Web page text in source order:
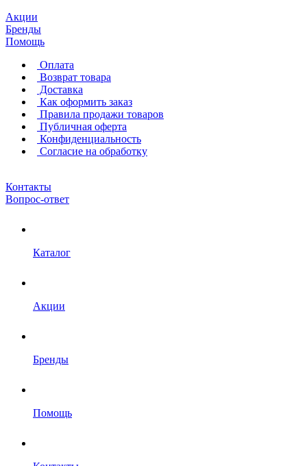
Акции
Бренды
Помощь
Оплата
Возврат товара
Доставка
Как оформить заказ
Правила продажи товаров
Публичная оферта
Конфиденциальность
Согласие на обработку
Контакты
Вопрос-ответ
Каталог
Акции
Бренды
Помощь